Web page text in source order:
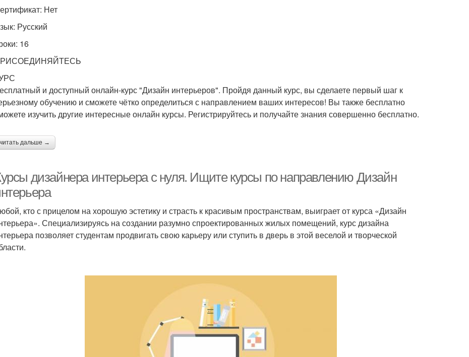
Нет
Русский
16
и доступный онлайн-курс "Дизайн интерьеров". Пройдя данный курс, вы сделаете первый шаг к
обучению и сможете чётко определиться с направлением ваших интересов! Вы также бесплатно
изучить другие интересные онлайн курсы. Регистрируйтесь и получайте знания совершенно бесплатно.
читать дальше →
дизайнера интерьера с нуля. Ищите курсы по направлению Дизайн
кто с прицелом на хорошую эстетику и страсть к красивым пространствам, выиграет от курса «Дизайн
Специализируясь на создании разумно спроектированных жилых помещений, курс дизайна
позволяет студентам продвигать свою карьеру или ступить в дверь в этой веселой и творческой